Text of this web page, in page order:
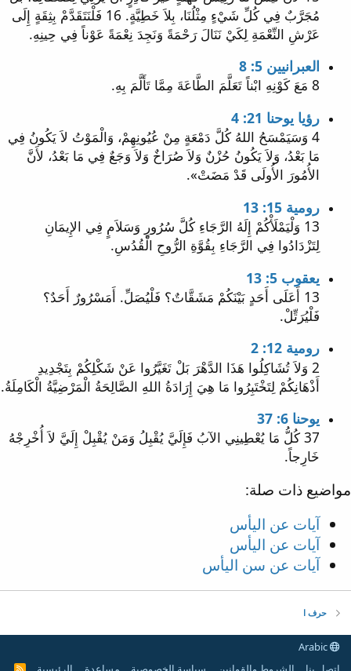
مُجَرَّبٌ فِي كُلِّ شَيْءٍ مِثْلُنَا، بِلاَ خَطِيَّةٍ. 16 فَلْنَتَقَدَّمْ بِثِقَةٍ إِلَى
عَرْشِ النِّعْمَةِ لِكَيْ نَنَالَ رَحْمَةً وَنَجِدَ نِعْمَةً عَوْناً فِي حِينِهِ.
العبرانيين 5: 8
8 مَعَ كَوْنِهِ ابْناً تَعَلَّمَ الطَّاعَةَ مِمَّا تَأَلَّمَ بِهِ.
رؤيا يوحنا 21: 4
4 وَسَيَمْسَحُ اللهُ كُلَّ دَمْعَةٍ مِنْ عُيُونِهِمْ، وَالْمَوْتُ لاَ يَكُونُ فِي
مَا بَعْدُ، وَلاَ يَكُونُ حُزْنٌ وَلاَ صُرَاخٌ وَلاَ وَجَعٌ فِي مَا بَعْدُ، لأَنَّ
الأُمُورَ الأُولَى قَدْ مَضَتْ».
رومية 15: 13
13 وَلْيَمْلَأْكُمْ إِلَهُ الرَّجَاءِ كُلَّ سُرُورٍ وَسَلاَمٍ فِي الإِيمَانِ
لِتَزْدَادُوا فِي الرَّجَاءِ بِقُوَّةِ الرُّوحِ الْقُدُسِ.
يعقوب 5: 13
13 أَعَلَى أَحَدٍ بَيْنَكُمْ مَشَقَّاتٌ؟ فَلْيُصَلِّ. أَمَسْرُورٌ أَحَدٌ؟
فَلْيُرَتِّلْ.
رومية 12: 2
2 وَلاَ تُشَاكِلُوا هَذَا الدَّهْرَ بَلْ تَغَيَّرُوا عَنْ شَكْلِكُمْ بِتَجْدِيدِ
أَذْهَانِكُمْ لِتَخْتَبِرُوا مَا هِيَ إِرَادَةُ اللهِ الصَّالِحَةُ الْمَرْضِيَّةُ الْكَامِلَةُ.
يوحنا 6: 37
37 كُلُّ مَا يُعْطِينِي الآبُ فَإِلَيَّ يُقْبِلُ وَمَنْ يُقْبِلْ إِلَيَّ لاَ أُخْرِجْهُ
خَارِجاً.
مواضيع ذات صلة:
آيات عن اليأس
آيات عن اليأس
آيات عن سن اليأس
حرف ا
R